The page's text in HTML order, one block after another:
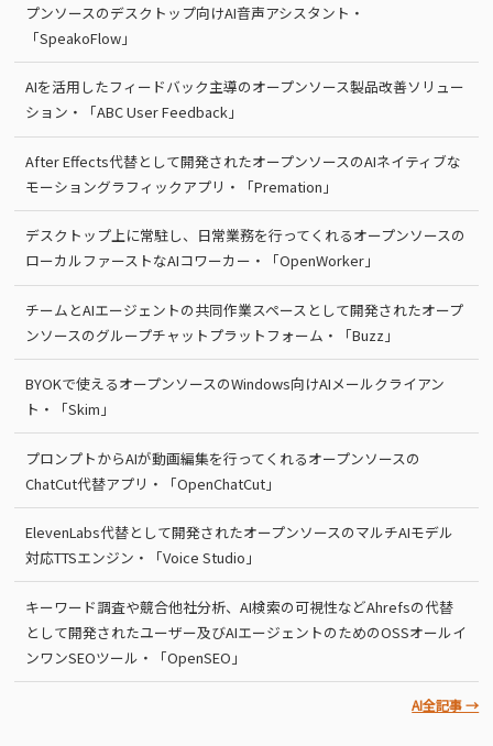
プンソースのデスクトップ向けAI音声アシスタント・
「SpeakoFlow」
AIを活用したフィードバック主導のオープンソース製品改善ソリュー
ション・「ABC User Feedback」
After Effects代替として開発されたオープンソースのAIネイティブな
モーショングラフィックアプリ・「Premation」
デスクトップ上に常駐し、日常業務を行ってくれるオープンソースの
ローカルファーストなAIコワーカー・「OpenWorker」
チームとAIエージェントの共同作業スペースとして開発されたオープ
ンソースのグループチャットプラットフォーム・「Buzz」
BYOKで使えるオープンソースのWindows向けAIメールクライアン
ト・「Skim」
プロンプトからAIが動画編集を行ってくれるオープンソースの
ChatCut代替アプリ・「OpenChatCut」
ElevenLabs代替として開発されたオープンソースのマルチAIモデル
対応TTSエンジン・「Voice Studio」
キーワード調査や競合他社分析、AI検索の可視性などAhrefsの代替
として開発されたユーザー及びAIエージェントのためのOSSオールイ
ンワンSEOツール・「OpenSEO」
AI全記事 →